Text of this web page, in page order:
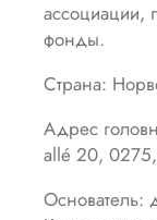
ассоциации,
фонды.
Страна:
Адрес
allé 20,
Основатель: